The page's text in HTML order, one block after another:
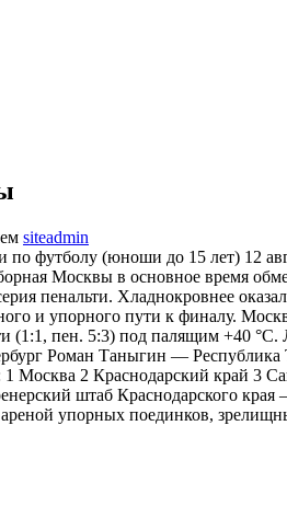
siteadmin
футболу (юноши до 15 лет) 12
Москвы в основное время
пенальти. Хладнокровнее
и упорного пути к финалу.
(1:1, пен. 5:3) под палящим +40
Роман Таныгин — Республика
2 Краснодарский край 3
штаб Краснодарского
упорных поединков,